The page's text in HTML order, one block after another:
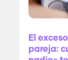
El
pareja: